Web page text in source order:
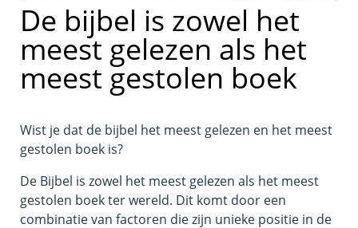
De bijbel is zowel het
meest gelezen als het
meest gestolen boek
Wist je dat de bijbel het meest gelezen en het meest
gestolen boek is?
De Bijbel is zowel het meest gelezen als het meest
gestolen boek ter wereld. Dit komt door een
combinatie van factoren die zijn unieke positie in de